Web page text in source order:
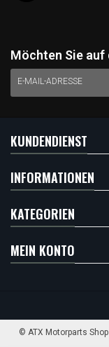
Möchten Sie auf
E-MAIL-ADRESSE
KUNDENDIENST
INFORMATIONEN
KATEGORIEN
MEIN KONTO
© ATX Motorparts Shop